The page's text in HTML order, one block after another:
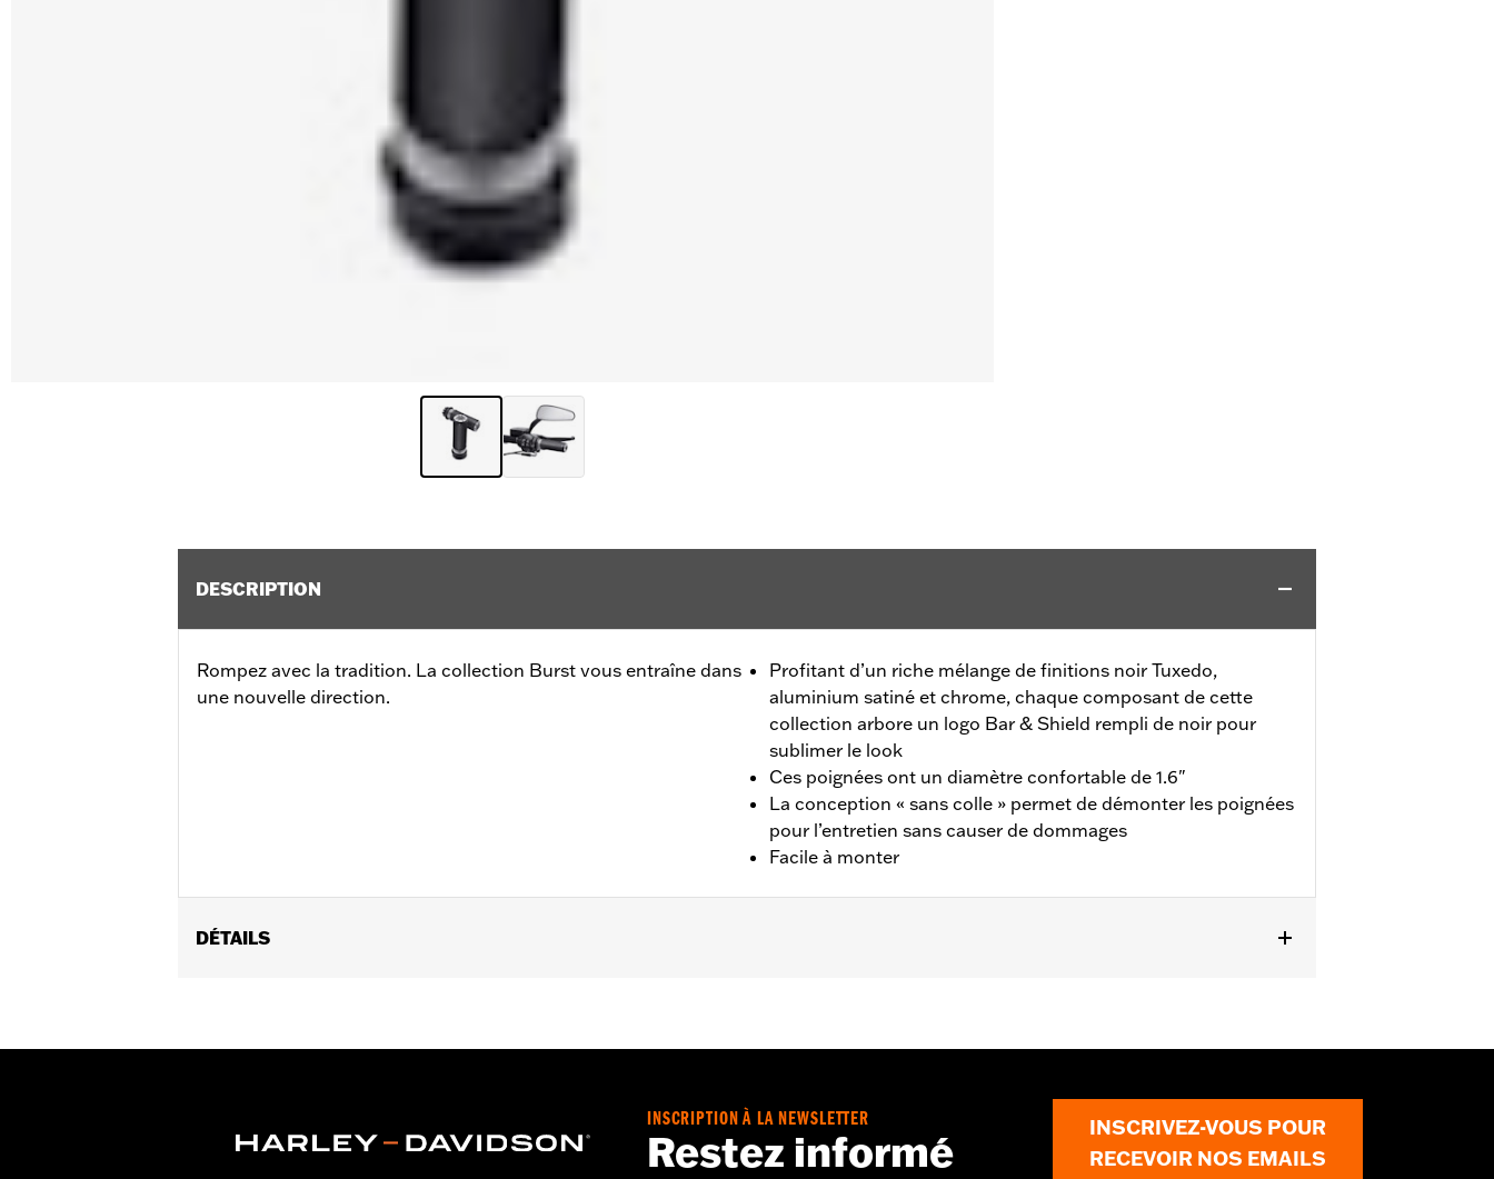
DESCRIPTION
Rompez avec la tradition. La collection Burst vous entraîne dans
une nouvelle direction.
Profitant d’un riche mélange de finitions noir Tuxedo,
aluminium satiné et chrome, chaque composant de cette
collection arbore un logo Bar & Shield rempli de noir pour
sublimer le look
Ces poignées ont un diamètre confortable de 1.6"
La conception « sans colle » permet de démonter les poignées
pour l’entretien sans causer de dommages
Facile à monter
DÉTAILS
Instructions d’installation
Vendu à l'unité:Paire
INSCRIPTION À LA NEWSLETTER
Restez informé
INSCRIVEZ-VOUS POUR
RECEVOIR NOS EMAILS